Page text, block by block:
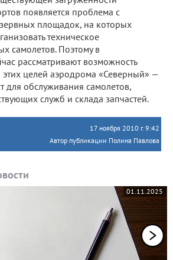
появляется проблема с
площадок, на которых
техническое
самолетов. Поэтому в
рассматривают возможность
этих целей аэродрома «Северный» —
для обслуживания самолетов,
служб и склада запчастей.
17 ноября 2010 г. 9:42
Автор публикации Полина Павлова
01.11.2025